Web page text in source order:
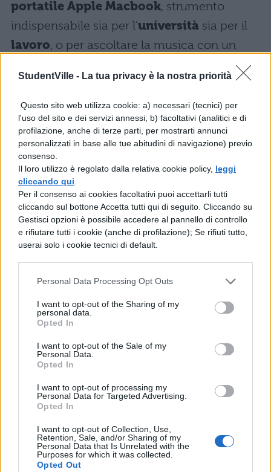
StudentVille - La tua privacy è la nostra priorità
Questo sito web utilizza cookie: a) necessari (tecnici) per
l'uso del sito e dei servizi annessi; b) facoltativi (analitici e di
profilazione, anche di terze parti, per mostrarti annunci
personalizzati in base alle tue abitudini di navigazione) previo
consenso.
Il loro utilizzo è regolato dalla relativa cookie policy, leggi
cliccando qui
Per il consenso ai cookies facoltativi puoi accettarli tutti
cliccando sul bottone Accetta tutti qui di seguito. Cliccando su
Gestisci opzioni è possibile accedere al pannello di controllo
e rifiutare tutti i cookie (anche di profilazione); Se rifiuti tutto,
userai solo i cookie tecnici di default.
Personal Data Processing Opt Outs
I want to opt-out of the Sharing of my
personal data.
Opted In
I want to opt-out of the Sale of my
Personal Data.
Opted In
I want to opt-out of processing my
Personal Data for Targeted Advertising.
Opted In
I want to opt-out of Collection, Use,
Retention, Sale, and/or Sharing of my
Personal Data that Is Unrelated with the
Purposes for which it was collected.
Opted Out
portatile Apple Macbook, strumento
indispensabile sia per l’università sia per il
lavoro, o per ascoltare la musica con un
University.it che mette in palio l’Apple
Macbook, con la collaborazione di
Edscuola.it
Collegati a
http://premio.maturita2007.it
COMMENTI
La tua email sarà utilizzata per comunicarti se qualcuno risponde al tuo commento e non
sarà pubblicata. Dichiari di avere preso visione e di accettare quanto previsto dalla
informativa privacy . Pubblicando questo commento dai il consenso affinché un cookie
TI POTREBBE INTERESSARE